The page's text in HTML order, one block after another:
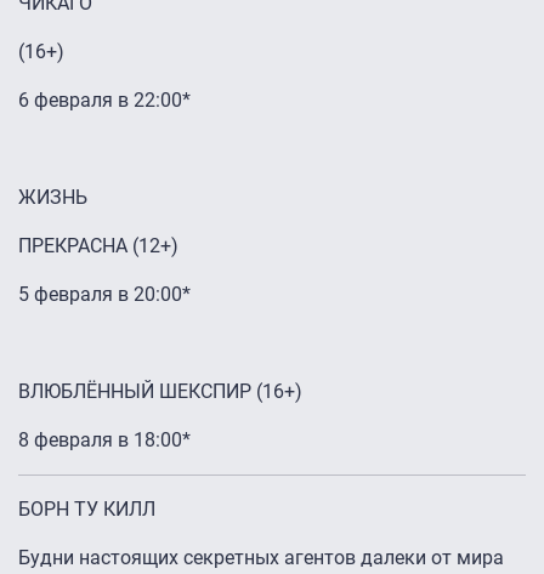
(16+)
6 февраля в 22:00*
ЖИЗНЬ
ПРЕКРАСНА (12+)
5 февраля в 20:00*
ВЛЮБЛЁННЫЙ ШЕКСПИР (16+)
8 февраля в 18:00*
БОРН ТУ КИЛЛ
Будни настоящих секретных агентов далеки от мира